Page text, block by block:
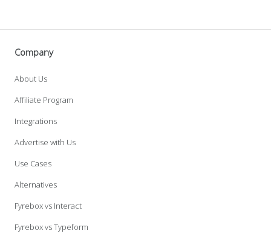
Company
About Us
Affiliate Program
Integrations
Advertise with Us
Use Cases
Alternatives
Fyrebox vs Interact
Fyrebox vs Typeform